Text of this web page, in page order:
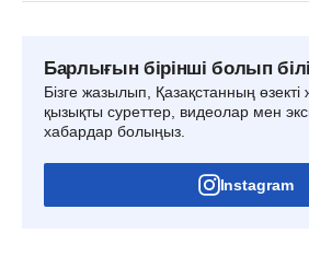
Барлығын бірінші болып
Бізге жазылып, Қазақстанның
қызықты суреттер, видеолар мен
хабардар болыңыз.
Instagram